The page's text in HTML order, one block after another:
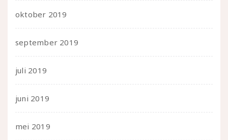
oktober 2019
september 2019
juli 2019
juni 2019
mei 2019